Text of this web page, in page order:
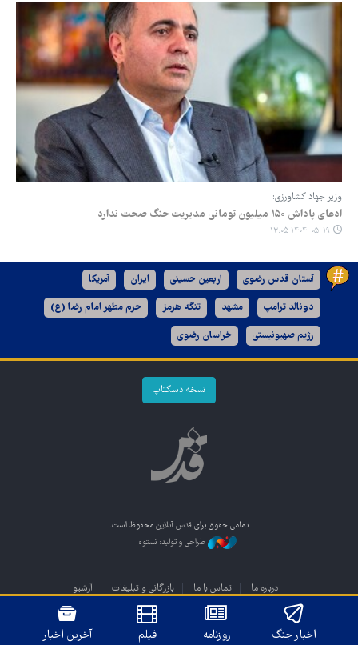
وزیر جهاد کشاورزی:
ادعای پاداش ۱۵۰ میلیون تومانی مدیریت جنگ صحت ندارد
۱۴۰۴-۰۵-۱۹ ۱۳:۰۵
آستان قدس رضوی اربعین حسینی ایران آمریکا
دونالد ترامپ مشهد تنگه هرمز حرم مطهر امام رضا (ع)
رژیم صهیونیستی خراسان رضوی
نسخه دسکتاپ
تمامی حقوق برای قدس آنلاین محفوظ است.
طراحی و تولید: نستوه
درباره ما تماس با ما بازرگانی و تبلیغات آرشیو
اخبار جنگ روزنامه فیلم آخرین اخبار